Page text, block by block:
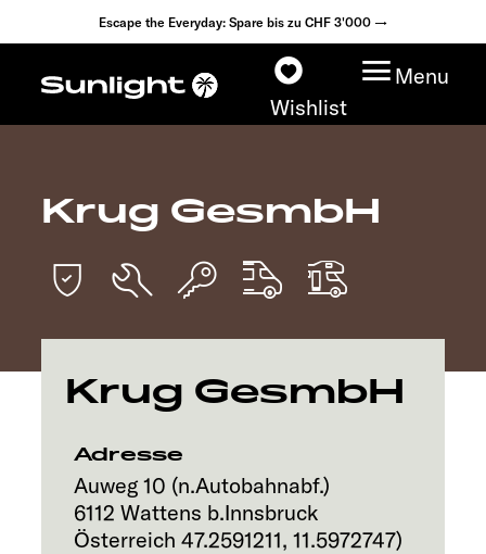
Escape the Everyday: Spare bis zu CHF 3'000 →
Wishlist
Menu
Modelle
Konfigurator
Fahrzeugfinder
Händlersuche
Explore
Service
Krug GesmbH
Krug GesmbH
Adresse
Auweg 10 (n.Autobahnabf.)
6112 Wattens b.Innsbruck
Österreich 47.2591211, 11.5972747)